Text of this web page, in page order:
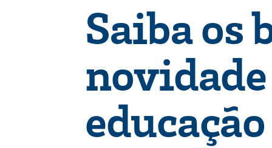
Saiba os
educação